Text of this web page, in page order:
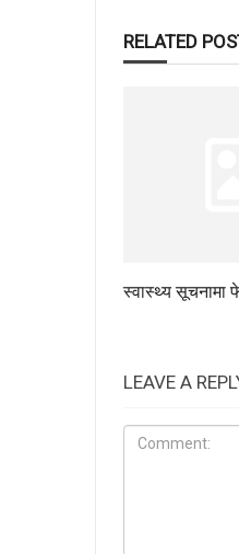
RELATED
स्वास्थ्य सूचनामा
LEAVE A